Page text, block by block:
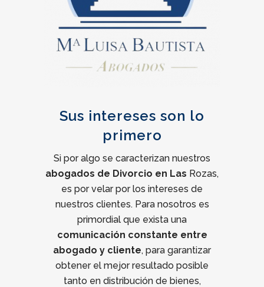
Sus intereses son lo
primero
Si por algo se caracterizan nuestros
abogados de Divorcio en Las Rozas,
es por velar por los intereses de
nuestros clientes. Para nosotros es
primordial que exista una
comunicación constante entre
abogado y cliente, para garantizar
obtener el mejor resultado posible
tanto en distribución de bienes,